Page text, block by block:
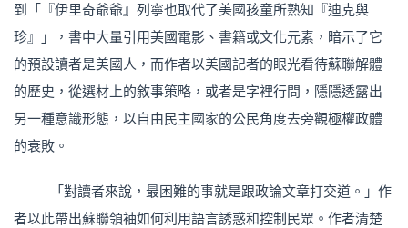
到「『伊里奇爺爺』列寧也取代了美國孩童所熟知『迪克與
珍』」，書中大量引用美國電影、書籍或文化元素，暗示了它
的預設讀者是美國人，而作者以美國記者的眼光看待蘇聯解體
的歷史，從選材上的敘事策略，或者是字裡行間，隱隱透露出
另一種意識形態，以自由民主國家的公民角度去旁觀極權政體
的衰敗。
「對讀者來說，最困難的事就是跟政論文章打交道。」作
者以此帶出蘇聯領袖如何利用語言誘惑和控制民眾。作者清楚